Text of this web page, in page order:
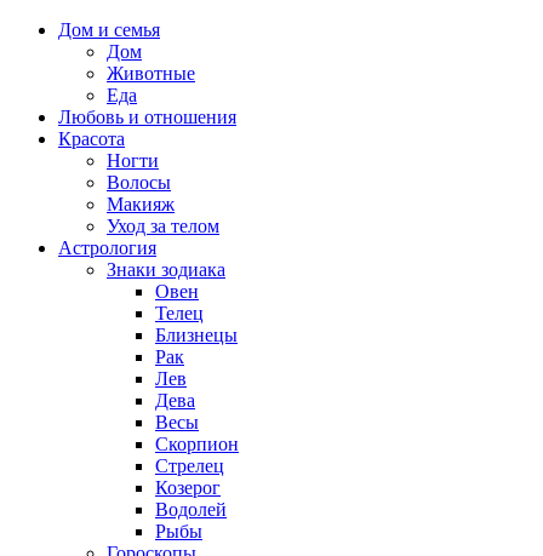
Дом и семья
Дом
Животные
Еда
Любовь и отношения
Красота
Ногти
Волосы
Макияж
Уход за телом
Астрология
Знаки зодиака
Овен
Телец
Близнецы
Рак
Лев
Дева
Весы
Скорпион
Стрелец
Козерог
Водолей
Рыбы